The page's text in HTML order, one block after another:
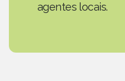
agentes locais.